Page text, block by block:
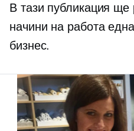
В тази публикация ще
начини на работа
бизнес.